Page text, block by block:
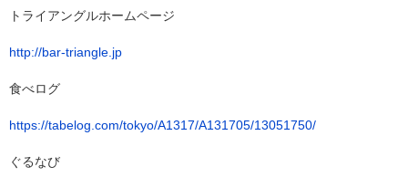
トライアングルホームページ
http://bar-triangle.jp
食べログ
https://tabelog.com/tokyo/A1317/A131705/13051750/
ぐるなび